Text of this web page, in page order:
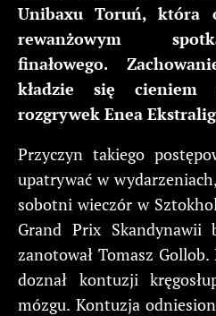
Unibaxu Toruń, która
rewanżowym
finałowego.
kładzie się cieniem
rozgrywek Enea
Przyczyn takiego
upatrywać w
sobotni wieczór w
Grand Prix Skandynawii
zanotował Tomasz
doznał kontuzji
mózgu. Kontuzja